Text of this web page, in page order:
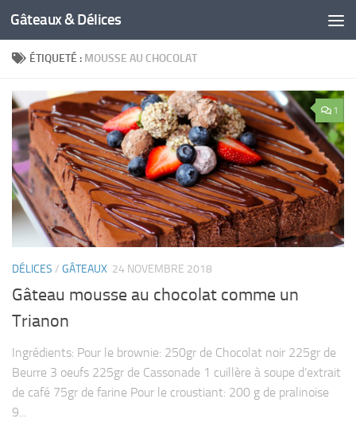
Gâteaux & Délices
ÉTIQUETÉ : MOUSSE AU CHOCOLAT
1
DÉLICES / GÂTEAUX 24 NOVEMBRE 2018
Gâteau mousse au chocolat comme un
Trianon
Ingrédients: Pour le brownie: 250gr de Chocolat noir 225gr de
Beurre 3 oeufs 225gr de Cassonade 1 cuillère à soupe d’extrait
de café 75gr de farine Pour le croustiant: 200 g de pralinoise
9...